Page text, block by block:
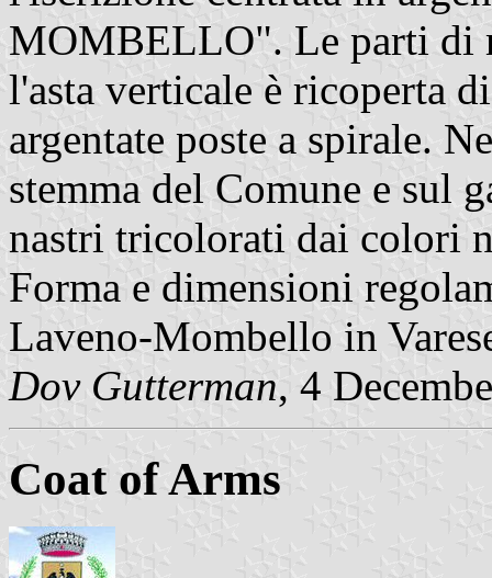
MOMBELLO". Le parti di
l'asta verticale è ricoperta
argentate poste a spirale.
stemma del Comune e sul
nastri tricolorati dai colori
Forma e dimensioni
Laveno-Mombello in
Dov Gutterman, 4
Coat of Arms